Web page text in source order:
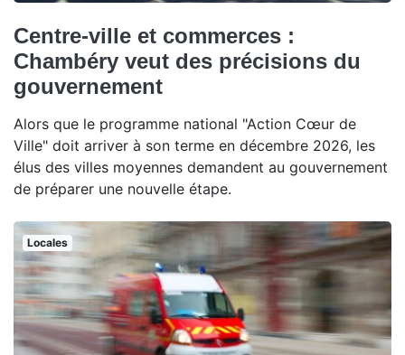
Centre-ville et commerces :
Chambéry veut des précisions du
gouvernement
Alors que le programme national "Action Cœur de
Ville" doit arriver à son terme en décembre 2026, les
élus des villes moyennes demandent au gouvernement
de préparer une nouvelle étape.
Locales